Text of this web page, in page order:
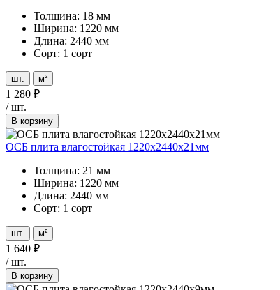
Толщина: 18 мм
Ширина: 1220 мм
Длина: 2440 мм
Сорт: 1 сорт
шт. м²
1 280 ₽
/шт.
В корзину
ОСБ плита влагостойкая 1220х2440х21мм
Толщина: 21 мм
Ширина: 1220 мм
Длина: 2440 мм
Сорт: 1 сорт
шт. м²
1 640 ₽
/шт.
В корзину